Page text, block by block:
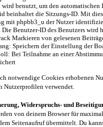
benutzt, um den automatischen
beinhaltet die Sitzungs-ID. Mit
mit phpbb3_u der Nutzer
Benutzer-ID des Benutzers wird
Markieren von gelesenen
Speichern der Einstellung der
Bei Teilnahme an einer
notwendige Cookies erhobenen
Nutzerprofilen verwendet.
Widerspruchs- und
von deinem Browser für
Seitenaufruf übermittelt. Du